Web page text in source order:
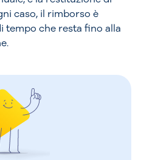
caso, il rimborso è
tempo che resta fino alla